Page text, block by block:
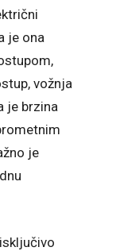
je ona
vožnja
je brzina
je